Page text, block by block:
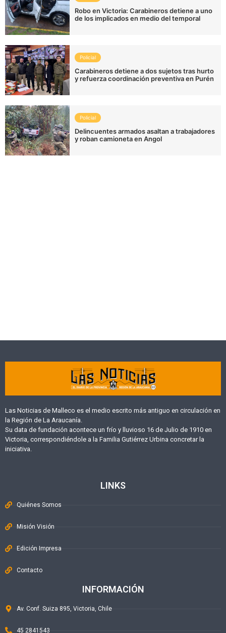
Robo en Victoria: Carabineros detiene a uno
de los implicados en medio del temporal
Policial
Carabineros detiene a dos sujetos tras hurto
y refuerza coordinación preventiva en Purén
Policial
Delincuentes armados asaltan a trabajadores
y roban camioneta en Angol
Las Noticias de Malleco es el medio escrito más antiguo en circulación en
la Región de La Araucanía.
Su data de fundación acontece un frío y lluvioso 16 de Julio de 1910 en
Victoria, correspondiéndole a la Familia Gutiérrez Urbina concretar la
iniciativa.
LINKS
Quiénes Somos
Misión Visión
Edición Impresa
Contacto
INFORMACIÓN
Av. Conf. Suiza 895, Victoria, Chile
45 2841543